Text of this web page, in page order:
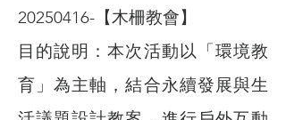
20250416-【木柵教會】
目的說明：本次活動以「環境教
育」為主軸，結合永續發展與生